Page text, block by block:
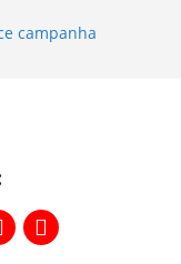
campanha
que exige
debate indústria e
salarial